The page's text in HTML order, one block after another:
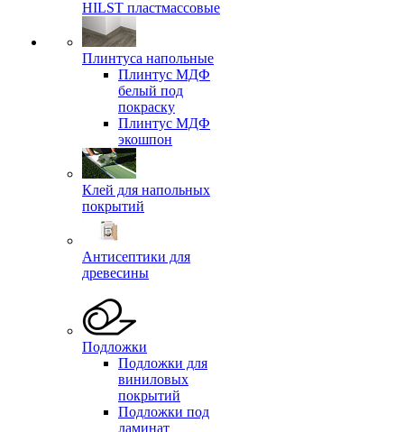
HILST пластмассовые
Плинтуса напольные
Плинтус МДФ
белый под
покраску
Плинтус МДФ
экошпон
Клей для напольных
покрытий
Антисептики для
древесины
Подложки
Подложки для
виниловых
покрытий
Подложки под
ламинат